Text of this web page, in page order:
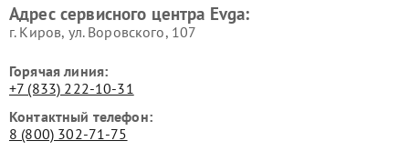
Адрес сервисного центра Evga:
г. Киров, ул. Воровского, 107
Горячая линия:
+7 (833) 222-10-31
Контактный телефон:
8 (800) 302-71-75